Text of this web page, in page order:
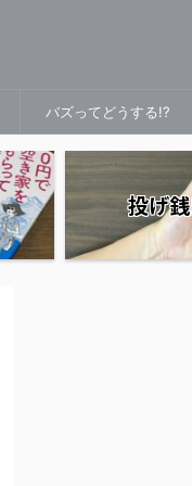
バズってどうする!?
投げ